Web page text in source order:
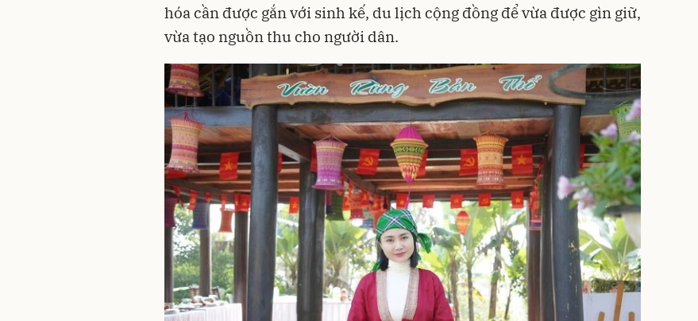
hóa cần được gắn với sinh kế, du lịch cộng đồng để vừa được gìn giữ,
vừa tạo nguồn thu cho người dân.